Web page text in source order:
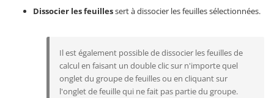
Dissocier les feuillessert à dissocier les feuilles sélectionnées.
Il est également possible de dissocier les feuilles de
calcul en faisant un double clic sur n'importe quel
onglet du groupe de feuilles ou en cliquant sur
l'onglet de feuille qui ne fait pas partie du groupe.